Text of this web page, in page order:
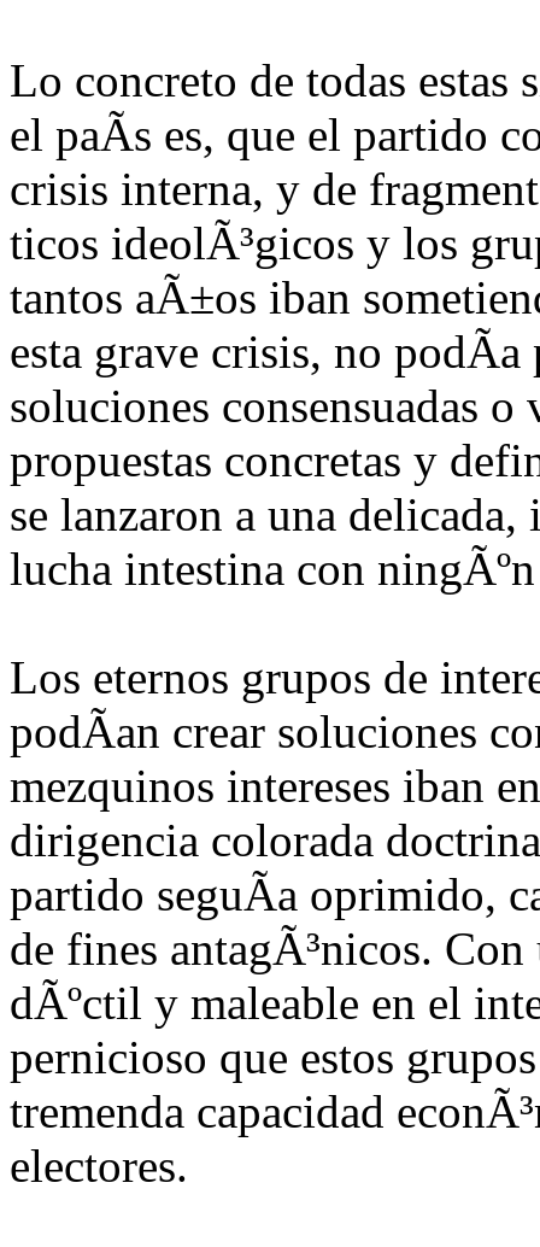
Lo concreto de todas estas
el paÃ­s es, que el partido
crisis interna, y de
ticos ideolÃ³gicos y los
tantos aÃ±os iban
esta grave crisis, no podÃ­a
soluciones consensuadas
propuestas concretas y
se lanzaron a una
lucha intestina con
Los eternos grupos de
podÃ­an crear soluciones
mezquinos intereses iban
dirigencia colorada
partido seguÃ­a oprimido,
de fines antagÃ³nicos.
dÃºctil y maleable en el
pernicioso que estos
tremenda capacidad
electores.